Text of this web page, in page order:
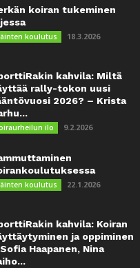
koiran tukeminen
koulutus 18.3.2026
kahvila: Miltä
rally-tokon uusi
2026? – Krista
ilo 9.2.2026
koulutus 22.1.2026
kahvila: Koiran
ja oppiminen
Haapanen, Nina